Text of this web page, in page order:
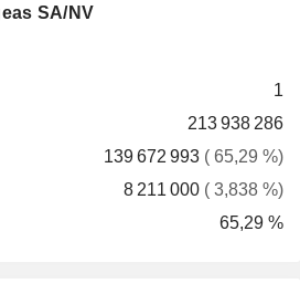
SA/NV
1
213 938 286
139 672 993 ( 65,29 %)
8 211 000 ( 3,838 %)
65,29 %